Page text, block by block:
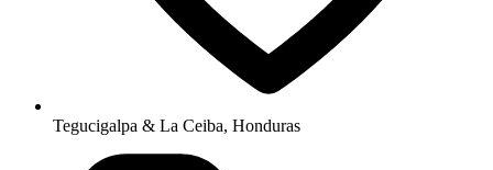
Tegucigalpa & La Ceiba, Honduras